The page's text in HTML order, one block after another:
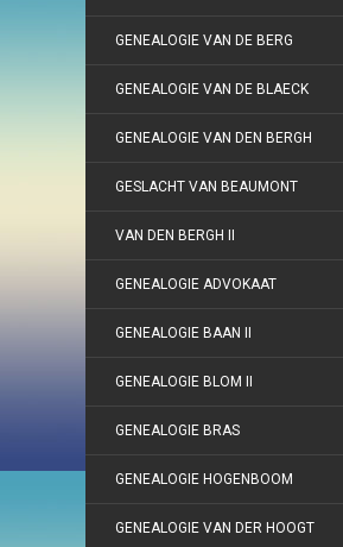
GENEALOGIE VAN DE BERG
GENEALOGIE VAN DE BLAECK
GENEALOGIE VAN DEN BERGH
GESLACHT VAN BEAUMONT
VAN DEN BERGH II
GENEALOGIE ADVOKAAT
GENEALOGIE BAAN II
GENEALOGIE BLOM II
GENEALOGIE BRAS
GENEALOGIE HOGENBOOM
GENEALOGIE VAN DER HOOGT